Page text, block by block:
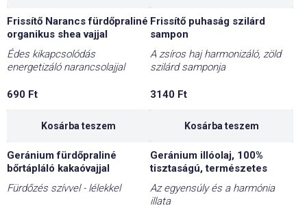
Frissítő Narancs fürdőpraliné
organikus shea vajjal
Édes kikapcsolódás
energetizáló narancsolajjal
690 Ft
Kosárba teszem
Frissítő puhaság szilárd
sampon
A zsíros haj harmonizáló, zöld
szilárd samponja
3140 Ft
Kosárba teszem
Geránium fürdőpraliné
bőrtápláló kakaóvajjal
Fürdőzés szívvel - lélekkel
Geránium illóolaj, 100%
tisztaságú, természetes
Az egyensúly és a harmónia
illata